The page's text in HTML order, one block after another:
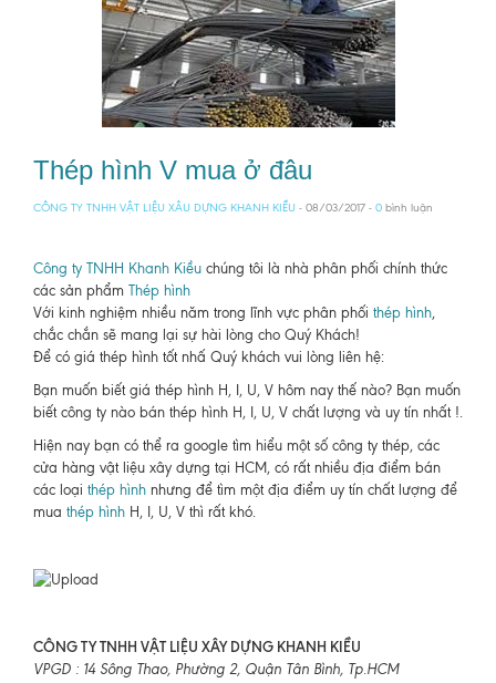
Thép hình V mua ở đâu
CÔNG TY TNHH VẬT LIỆU XÂU DỰNG KHANH KIỀU - 08/03/2017 - 0 bình luận
Công ty TNHH Khanh Kiều chúng tôi là nhà phân phối chính thức
các sản phẩm Thép hình
Với kinh nghiệm nhiều năm trong lĩnh vực phân phối thép hình,
chắc chắn sẽ mang lại sự hài lòng cho Quý Khách!
Để có giá thép hình tốt nhấ Quý khách vui lòng liên hệ:
Bạn muốn biết giá thép hình H, I, U, V hôm nay thế nào? Bạn muốn
biết công ty nào bán thép hình H, I, U, V chất lượng và uy tín nhất !.
Hiện nay bạn có thể ra google tìm hiểu một số công ty thép, các
cửa hàng vật liệu xây dựng tại HCM, có rất nhiều địa điểm bán
các loại thép hình nhưng để tìm một địa điểm uy tín chất lượng để
mua thép hình H, I, U, V thì rất khó.
CÔNG TY TNHH VẬT LIỆU XÂY DỰNG KHANH KIỀU
VPGD : 14 Sông Thao, Phường 2, Quận Tân Bình, Tp.HCM